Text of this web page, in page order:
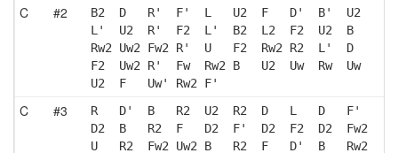
C #2
B2  D   R'  F'  L   U2  F   D'  B'  U2
L'  U2  R'  F2  L'  B2  L2  F2  U2  B
Rw2 Uw2 Fw2 R'  U   F2  Rw2 R2  L'  D
F2  Uw2 R'  Fw  Rw2 B   U2  Uw  Rw  Uw
U2  F   Uw' Rw2 F'
C #3
R   D'  B   R2  U2  R2  D   L   D   F'
D2  B   R2  F   D2  F'  D2  F2  D2  Fw2
U   R2  Fw2 Uw2 B   R2  F   D'  B   Rw2